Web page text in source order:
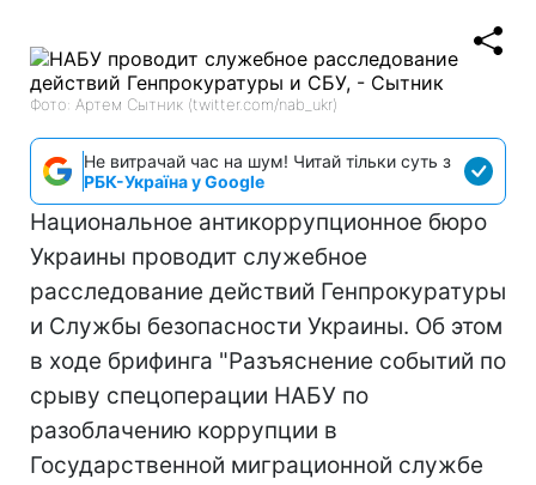
Фото: Артем Сытник (twitter.com/nab_ukr)
Не витрачай час на шум! Читай тільки суть з
РБК-Україна у Google
Национальное антикоррупционное бюро
Украины проводит служебное
расследование действий Генпрокуратуры
и Службы безопасности Украины. Об этом
в ходе брифинга "Разъяснение событий по
срыву спецоперации НАБУ по
разоблачению коррупции в
Государственной миграционной службе